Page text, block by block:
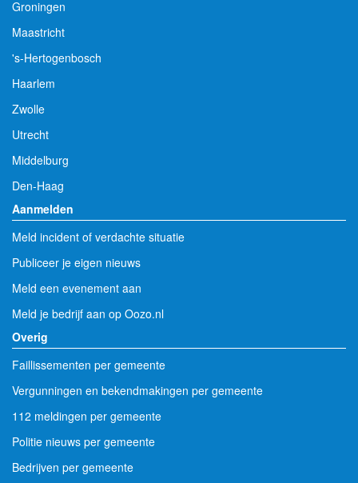
Groningen
Maastricht
's-Hertogenbosch
Haarlem
Zwolle
Utrecht
Middelburg
Den-Haag
Aanmelden
Meld incident of verdachte situatie
Publiceer je eigen nieuws
Meld een evenement aan
Meld je bedrijf aan op Oozo.nl
Overig
Faillissementen per gemeente
Vergunningen en bekendmakingen per gemeente
112 meldingen per gemeente
Politie nieuws per gemeente
Bedrijven per gemeente